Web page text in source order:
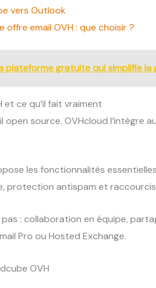
vers Outlook
offre email OVH : que choisir ?
plateforme gratuite qui simplifie
et ce qu’il fait vraiment
open source. OVHcloud l’intègre
les fonctionnalités
protection antispam et
: collaboration en équipe,
Pro ou Hosted Exchange.
OVH